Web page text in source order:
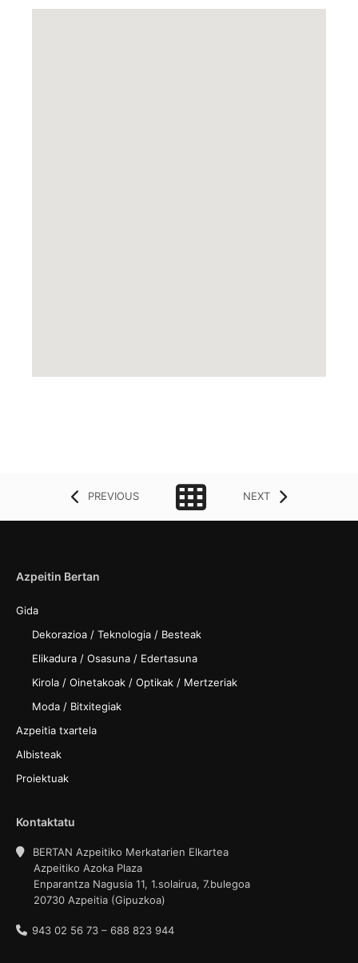
PREVIOUS NEXT
Azpeitin Bertan
Gida
Dekorazioa / Teknologia / Besteak
Elikadura / Osasuna / Edertasuna
Kirola / Oinetakoak / Optikak / Mertzeriak
Moda / Bitxitegiak
Azpeitia txartela
Albisteak
Proiektuak
Kontaktatu
BERTAN Azpeitiko Merkatarien Elkartea
Azpeitiko Azoka Plaza
Enparantza Nagusia 11, 1.solairua, 7.bulegoa
20730 Azpeitia (Gipuzkoa)
943 02 56 73 – 688 823 944